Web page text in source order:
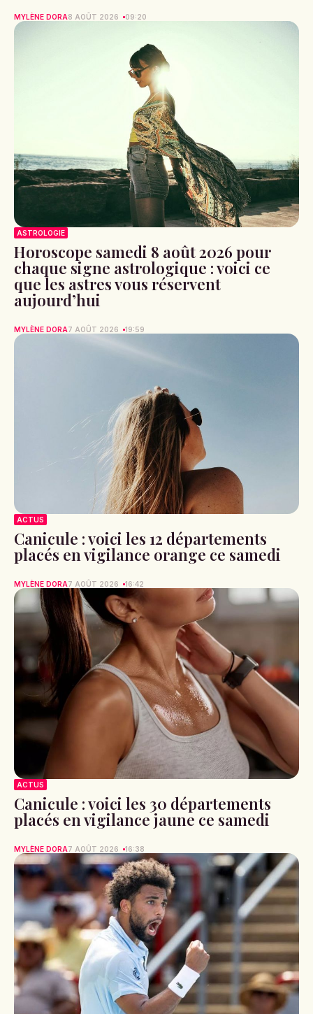
MYLÈNE DORA8 AOÛT 2026 09:20
ASTROLOGIE
Horoscope samedi 8 août 2026 pour
chaque signe astrologique : voici ce
que les astres vous réservent
aujourd’hui
MYLÈNE DORA7 AOÛT 2026 19:59
ACTUS
Canicule : voici les 12 départements
placés en vigilance orange ce samedi
MYLÈNE DORA7 AOÛT 2026 16:42
ACTUS
Canicule : voici les 30 départements
placés en vigilance jaune ce samedi
MYLÈNE DORA7 AOÛT 2026 16:38